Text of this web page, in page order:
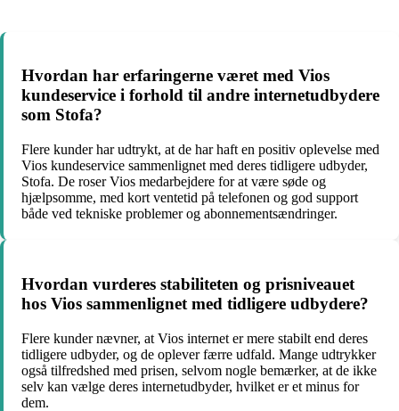
Hvordan har erfaringerne været med Vios
kundeservice i forhold til andre internetudbydere
som Stofa?
Flere kunder har udtrykt, at de har haft en positiv oplevelse med
Vios kundeservice sammenlignet med deres tidligere udbyder,
Stofa. De roser Vios medarbejdere for at være søde og
hjælpsomme, med kort ventetid på telefonen og god support
både ved tekniske problemer og abonnementsændringer.
Hvordan vurderes stabiliteten og prisniveauet
hos Vios sammenlignet med tidligere udbydere?
Flere kunder nævner, at Vios internet er mere stabilt end deres
tidligere udbyder, og de oplever færre udfald. Mange udtrykker
også tilfredshed med prisen, selvom nogle bemærker, at de ikke
selv kan vælge deres internetudbyder, hvilket er et minus for
dem.